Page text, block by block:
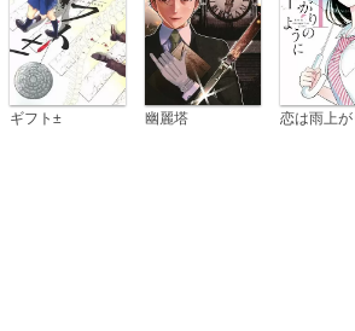
ギフト± 幽麗塔